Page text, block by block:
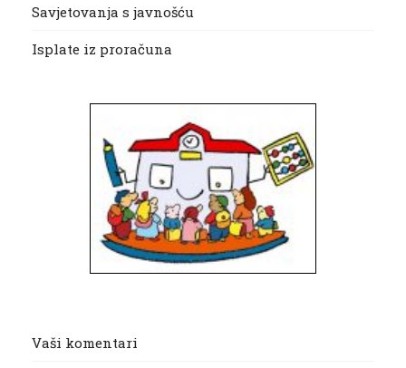
Savjetovanja s javnošću
Isplate iz proračuna
Vaši komentari